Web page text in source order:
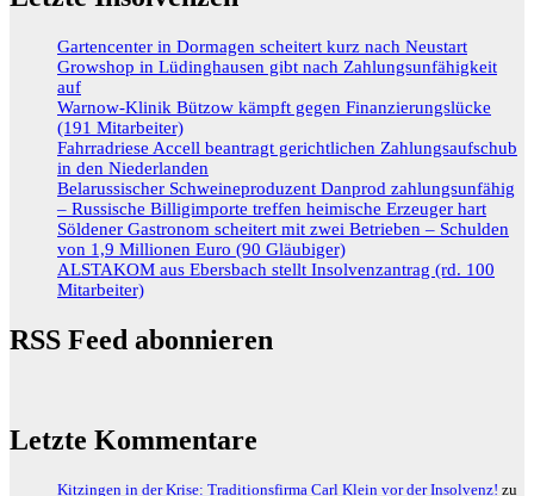
Gartencenter in Dormagen scheitert kurz nach Neustart
Growshop in Lüdinghausen gibt nach Zahlungsunfähigkeit
auf
Warnow-Klinik Bützow kämpft gegen Finanzierungslücke
(191 Mitarbeiter)
Fahrradriese Accell beantragt gerichtlichen Zahlungsaufschub
in den Niederlanden
Belarussischer Schweineproduzent Danprod zahlungsunfähig
– Russische Billigimporte treffen heimische Erzeuger hart
Söldener Gastronom scheitert mit zwei Betrieben – Schulden
von 1,9 Millionen Euro (90 Gläubiger)
ALSTAKOM aus Ebersbach stellt Insolvenzantrag (rd. 100
Mitarbeiter)
RSS Feed abonnieren
Letzte Kommentare
Kitzingen in der Krise: Traditionsfirma Carl Klein vor der Insolvenz! zu